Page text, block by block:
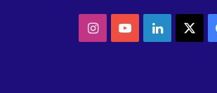
فيسبوك لينكدإن‫YouTubeانستقرام